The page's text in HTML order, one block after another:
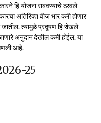
हि योजना राबवण्याचे ठरवले
अतिरिक्त वीज भार कमी होणार
त्यामुळे प्रदूषण हि रोखले
अनुदान देखील कमी होईल. या
आहे.
25